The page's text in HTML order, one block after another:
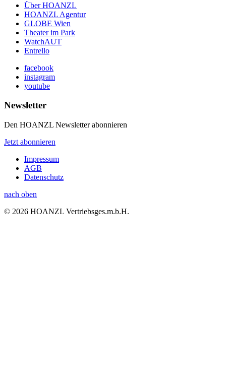
Über HOANZL
HOANZL Agentur
GLOBE Wien
Theater im Park
WatchAUT
Entrello
facebook
instagram
youtube
Newsletter
Den HOANZL Newsletter abonnieren
Jetzt abonnieren
Impressum
AGB
Datenschutz
nach oben
© 2026 HOANZL Vertriebsges.m.b.H.